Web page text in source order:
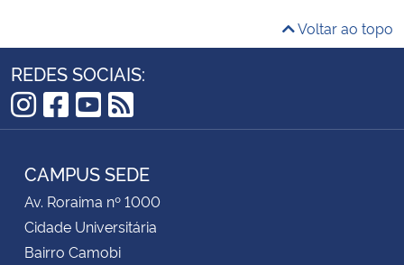
Voltar ao topo
REDES SOCIAIS:
Instagram
Facebook
YouTube
RSS
CAMPUS SEDE
Av. Roraima nº 1000
Cidade Universitária
Bairro Camobi